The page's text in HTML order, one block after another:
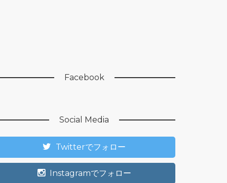
Facebook
Social Media
Twitterでフォロー
Instagramでフォロー